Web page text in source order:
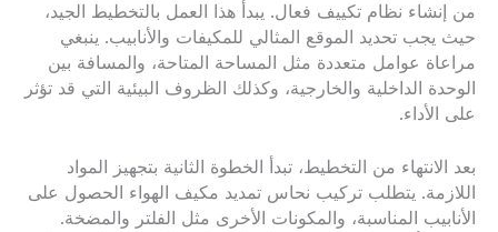
من إنشاء نظام تكييف فعال. يبدأ هذا العمل بالتخطيط الجيد،
حيث يجب تحديد الموقع المثالي للمكيفات والأنابيب. ينبغي
مراعاة عوامل متعددة مثل المساحة المتاحة، والمسافة بين
الوحدة الداخلية والخارجية، وكذلك الظروف البيئية التي قد تؤثر
على الأداء.
بعد الانتهاء من التخطيط، تبدأ الخطوة الثانية بتجهيز المواد
اللازمة. يتطلب تركيب نحاس تمديد مكيف الهواء الحصول على
الأنابيب المناسبة، والمكونات الأخرى مثل الفلتر والمضخة.